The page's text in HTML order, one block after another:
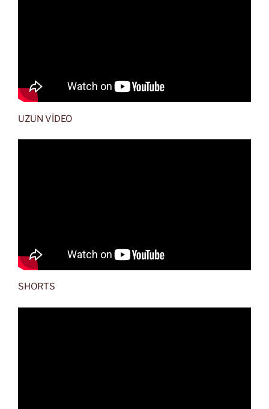
UZUN VİDEO
SHORTS